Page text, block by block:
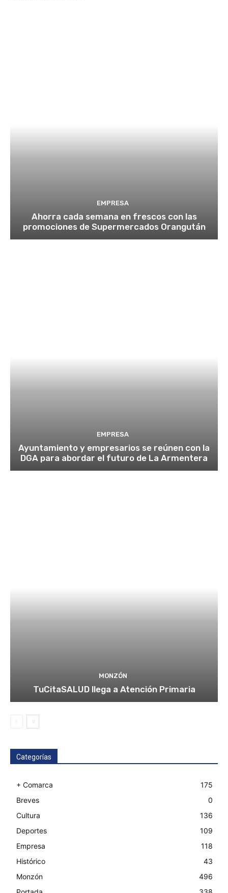
EMPRESA
Ahorra cada semana en frescos con las
promociones de Supermercados Orangután
EMPRESA
Ayuntamiento y empresarios se reúnen con la
DGA para abordar el futuro de La Armentera
MONZÓN
TuCitaSALUD llega a Atención Primaria
Categorías
+ Comarca
175
Breves
0
Cultura
136
Deportes
109
Empresa
118
Histórico
43
Monzón
496